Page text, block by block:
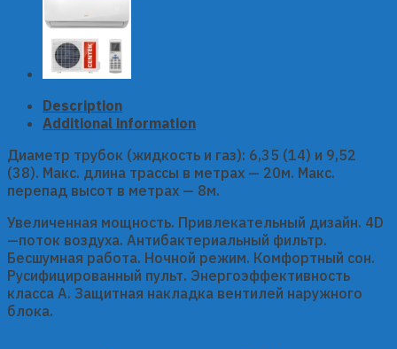
Description
Additional information
Диаметр трубок (жидкость и газ): 6,35 (14) и 9,52
(38). Макс. длина трассы в метрах — 20м. Макс.
перепад высот в метрах — 8м.
Увеличенная мощность. Привлекательный дизайн. 4D
—поток воздуха. Антибактериальный фильтр.
Бесшумная работа. Ночной режим. Комфортный сон.
Русифицированный пульт. Энергоэффективность
класса А. Защитная накладка вентилей наружного
блока.